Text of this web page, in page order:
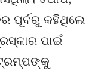
ପୂର୍ବରୁ କହିଥିଲେ
ପାଇଁ